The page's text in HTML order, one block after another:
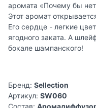
аромата «Почему бы
Этот аромат
Его сердце - легкие
ягодного заката. А
бокале шампанского!
Бренд: Sellection
Артикул: SW060